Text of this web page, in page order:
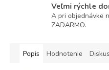
Veľmi rýchle
A pri objednávke
ZADARMO.
Popis Hodnotenie